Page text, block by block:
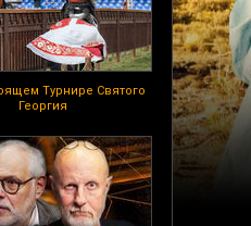
Турнире Святого
Георгия